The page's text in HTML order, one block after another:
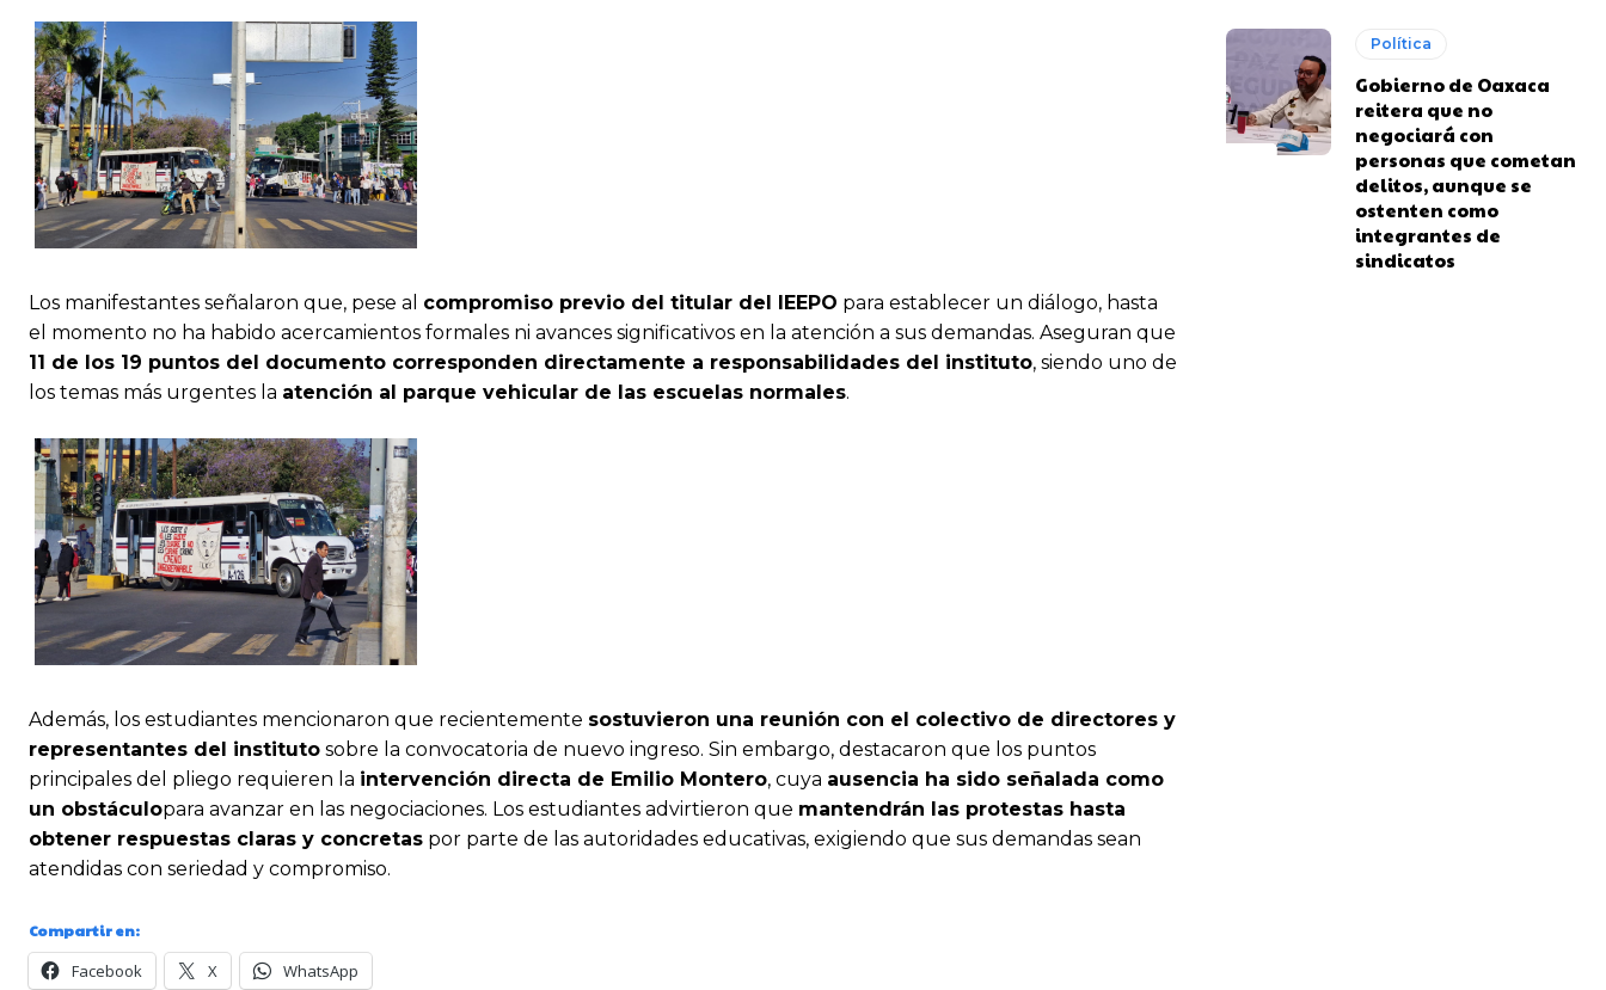
Los manifestantes señalaron que, pese al compromiso previo del titular del IEEPO para establecer un diálogo, hasta
el momento no ha habido acercamientos formales ni avances significativos en la atención a sus demandas. Aseguran que
11 de los 19 puntos del documento corresponden directamente a responsabilidades del instituto, siendo uno de
los temas más urgentes la atención al parque vehicular de las escuelas normales.
Además, los estudiantes mencionaron que recientemente sostuvieron una reunión con el colectivo de directores y
representantes del instituto sobre la convocatoria de nuevo ingreso. Sin embargo, destacaron que los puntos
principales del pliego requieren la intervención directa de Emilio Montero, cuya ausencia ha sido señalada como
un obstáculopara avanzar en las negociaciones. Los estudiantes advirtieron que mantendrán las protestas hasta
obtener respuestas claras y concretas por parte de las autoridades educativas, exigiendo que sus demandas sean
atendidas con seriedad y compromiso.
Compartir en:
Facebook X WhatsApp
Política
Gobierno de Oaxaca
reitera que no
negociará con
personas que cometan
delitos, aunque se
ostenten como
integrantes de
sindicatos